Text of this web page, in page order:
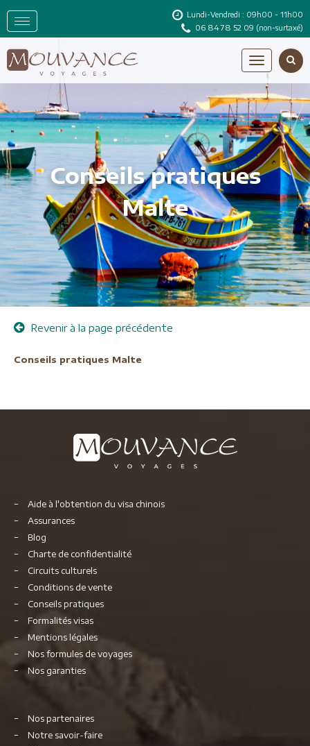
Lundi-Vendredi : 09h00 - 11h00
06 84 78 52 09 (non-surtaxé)
Conseils pratiques
Malte
Revenir à la page précédente
Conseils pratiques Malte
Aide à l'obtention du visa chinois
Assurances
Blog
Charte de confidentialité
Circuits culturels
Conditions de vente
Conseils pratiques
Formalités visas
Mentions légales
Nos formules de voyages
Nos garanties
Nos partenaires
Notre savoir-faire